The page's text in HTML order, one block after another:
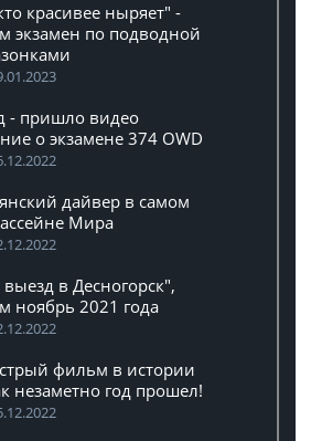
красивее ныряет" -
экзамен по подводной
- пришло видео
о экзамене 374 OWD
дайвер в самом
Мира
в Десногорск",
ноябрь 2021 года
фильм в истории
незаметно год прошел!